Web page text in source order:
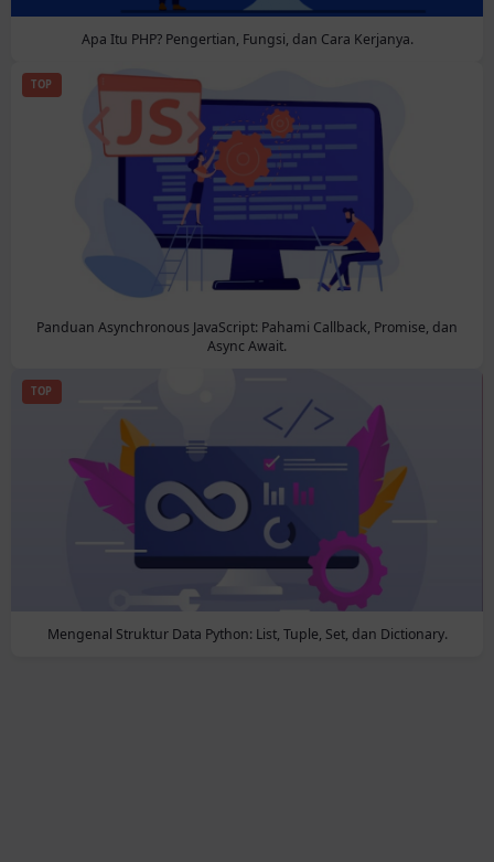
Apa Itu PHP? Pengertian, Fungsi, dan Cara Kerjanya.
TOP
Panduan Asynchronous JavaScript: Pahami Callback, Promise, dan
Async Await.
TOP
Mengenal Struktur Data Python: List, Tuple, Set, dan Dictionary.